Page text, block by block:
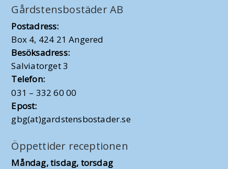
Gårdstensbostäder AB
Postadress:
Box 4, 424 21 Angered
Besöksadress:
Salviatorget 3
Telefon:
031 – 332 60 00
Epost:
gbg(at)gardstensbostader.se
Öppettider receptionen
Måndag, tisdag, torsdag